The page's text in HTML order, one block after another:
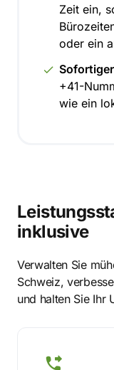
Zeit ein,
oder ein
+41-
wie ein
inklusive
Verwalten Sie
Schweiz,
und halten Sie Ihr